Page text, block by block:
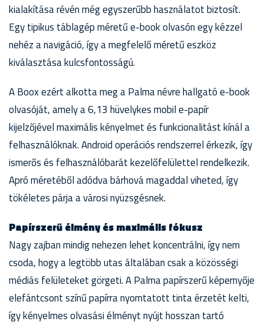
kialakítása révén még egyszerűbb használatot biztosít.
Egy tipikus táblagép méretű e-book olvasón egy kézzel
nehéz a navigáció, így a megfelelő méretű eszköz
kiválasztása kulcsfontosságú.
A Boox ezért alkotta meg a Palma névre hallgató e-book
olvasóját, amely a 6,13 hüvelykes mobil e-papír
kijelzőjével maximális kényelmet és funkcionalitást kínál a
felhasználóknak. Android operációs rendszerrel érkezik, így
ismerős és felhasználóbarát kezelőfelülettel rendelkezik.
Apró méretéből adódva bárhová magaddal viheted, így
tökéletes párja a városi nyüzsgésnek.
Papírszerű élmény és maximális fókusz
Nagy zajban mindig nehezen lehet koncentrálni, így nem
csoda, hogy a legtöbb utas általában csak a közösségi
médiás felületeket görgeti. A Palma papírszerű képernyője
elefántcsont színű papírra nyomtatott tinta érzetét kelti,
így kényelmes olvasási élményt nyújt hosszan tartó